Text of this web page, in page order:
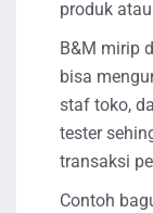
produk
B&M mirip
bisa
staf toko,
tester
transaksi
Contoh